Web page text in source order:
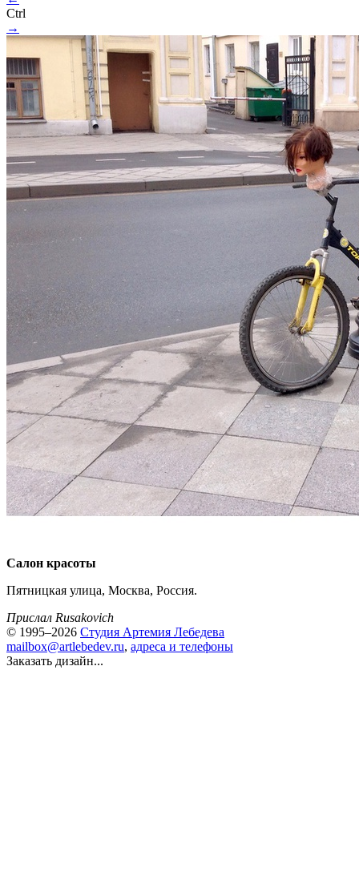
Ctrl
→
Салон красоты
Пятницкая улица, Москва, Россия.
Прислал Rusakovich
© 1995–2026 Студия Артемия Лебедева
mailbox@artlebedev.ru, адреса и телефоны
Заказать дизайн...